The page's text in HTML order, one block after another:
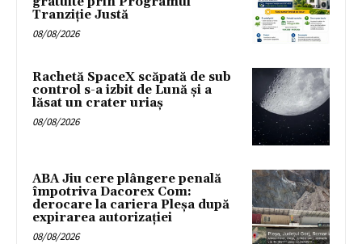
Tranziție Justă
08/08/2026
Rachetă SpaceX scăpată de sub
control s-a izbit de Lună și a
lăsat un crater uriaș
08/08/2026
ABA Jiu cere plângere penală
împotriva Dacorex Com:
derocare la cariera Pleșa după
expirarea autorizației
08/08/2026